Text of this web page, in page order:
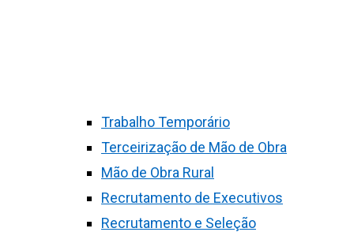
Trabalho Temporário
Terceirização de Mão de Obra
Mão de Obra Rural
Recrutamento de Executivos
Recrutamento e Seleção